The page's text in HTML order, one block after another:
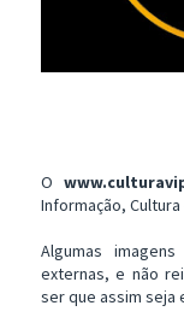
O
Informação,
Algumas
externas, e não
ser que assim seja